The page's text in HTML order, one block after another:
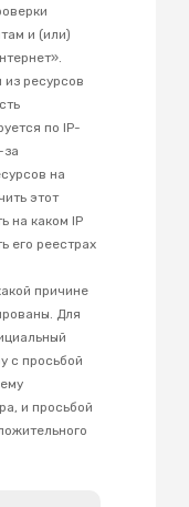
и (или)
из ресурсов
по IP-
за
на
этот
на каком IP
его реестрах
причине
Для
с просьбой
и просьбой